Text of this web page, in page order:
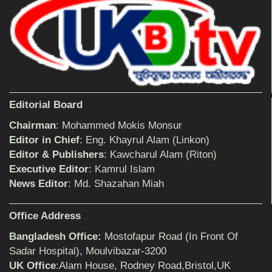
শিক্ষিকার ওপর হামলাকারীদের গ্রেফতারের দাবিতে
মানববন্ধন অনুষ্ঠিত
সোমবার
ঠাকুরগাঁওয়ে শিশু ধর্ষকের যাবজ্জীবন কারাদণ্ড
সহায়তা প্রদান অনুষ্ঠিত
Editorial Board
Chairman: Mohammed Mokis Monsur
Editor in Chief: Eng. Khayrul Alam (Linkon)
Editor & Publishers: Kawcharul Alam (Riton)
Executive Editor: Kamrul Islam
News Editor: Md. Shazahan Miah
Office Address
Bangladesh Office: Mostofapur Road (In Front Of
Sadar Hospital), Moulvibazar-3200
UK Office:Alam House, Rodney Road,Bristol,UK